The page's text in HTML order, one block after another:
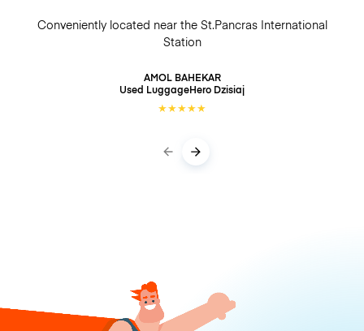
Conveniently located near the St.Pancras International
Station
AMOL BAHEKAR
Used LuggageHero Dzisiaj
★★★★★